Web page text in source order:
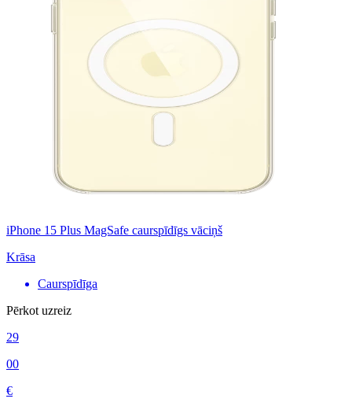
iPhone 15 Plus MagSafe caurspīdīgs vāciņš
Krāsa
Caurspīdīga
Pērkot uzreiz
29
00
€